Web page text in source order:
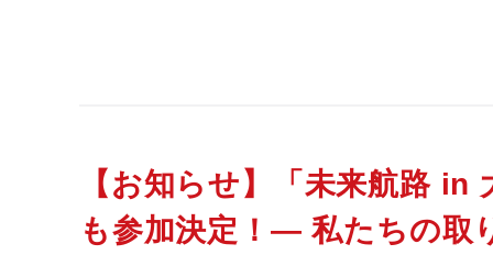
【お知らせ】「未来航路
も参加決定！― 私たちの取